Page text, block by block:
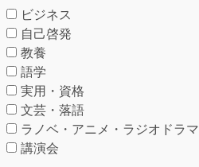
ビジネス
自己啓発
教養
語学
実用・資格
文芸・落語
ラノベ・アニメ・ラジオドラマ
講演会